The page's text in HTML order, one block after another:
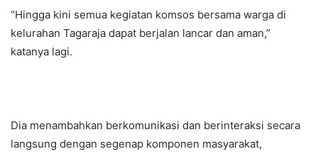
“Hingga kini semua kegiatan komsos bersama warga di
kelurahan Tagaraja dapat berjalan lancar dan aman,”
katanya lagi.
Dia menambahkan berkomunikasi dan berinteraksi secara
langsung dengan segenap komponen masyarakat,